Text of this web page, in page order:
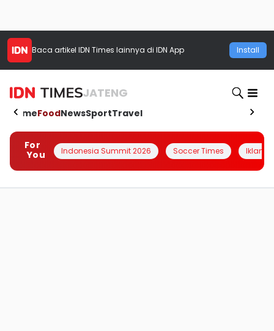
Baca artikel IDN Times lainnya di IDN App Install
JATENG
HomeFoodNewsSportTravel
For
You
Indonesia Summit 2026 Soccer Times Iklanin